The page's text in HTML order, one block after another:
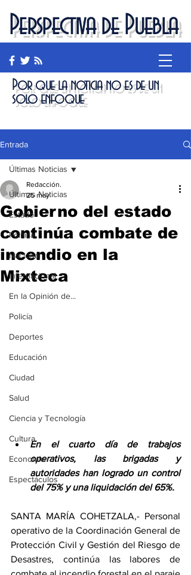
Perspectiva de Puebla
Por que la noticia no es de un
solo enfoque
Entrada
Últimas Noticias
Estado
Política
Nacional
Internacional
En la Opinión de...
Policía
Deportes
Educación
Ciudad
Salud
Ciencia y Tecnología
Cultura
Economía
Espectáculos
Últimas Noticias
Gobierno del estado
continúa combate de
incendio en la
Mixteca
Redacción.
25 may
En el cuarto día de trabajos
operativos, las brigadas y
autoridades han logrado un control
del 75% y una liquidación del 65%.
SANTA MARÍA COHETZALA,- Personal
operativo de la Coordinación General de
Protección Civil y Gestión del Riesgo de
Desastres, continúa las labores de